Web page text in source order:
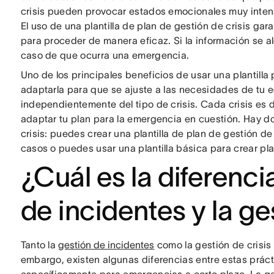
crisis pueden provocar estados emocionales muy
El uso de una plantilla de plan de gestión de crisis
para proceder de manera eficaz. Si la información se
caso de que ocurra una emergencia.
Uno de los principales beneficios de usar una
adaptarla para que se ajuste a las necesidades de tu
independientemente del tipo de crisis. Cada crisis es
adaptar tu plan para la emergencia en cuestión. Hay
crisis: puedes crear una plantilla de plan de gestión
casos o puedes usar una plantilla básica para crear
¿Cuál es la
de incidentes y la
Tanto lagestión de incidentes como la gestión de
embargo, existen algunas diferencias entre estas